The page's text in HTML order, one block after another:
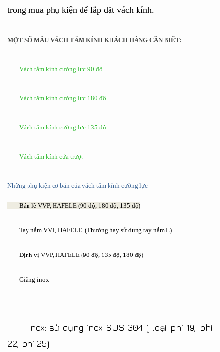
trong mua phụ kiện để lắp đặt vách kính.
MỘT SỐ MẪU VÁCH TẮM KÍNH KHÁCH HÀNG CẦN BIẾT:
Vách tắm kính cường lực 90 độ
Vách tắm kính cường lực 180 độ
Vách tắm kính cường lực 135 độ
Vách tắm kính cửa trượt
Những phụ kiện cơ bản của vách tắm kính cường lực
Bản lề VVP, HAFELE (90 độ, 180 độ, 135 độ)
Tay nắm VVP, HAFELE (Thường hay sử dụng tay nắm L)
Định vị VVP, HAFELE (90 độ, 135 độ, 180 độ)
Giằng inox
Inox: sử dụng inox SUS 304 ( loại phi 19, phi
22, phi 25)